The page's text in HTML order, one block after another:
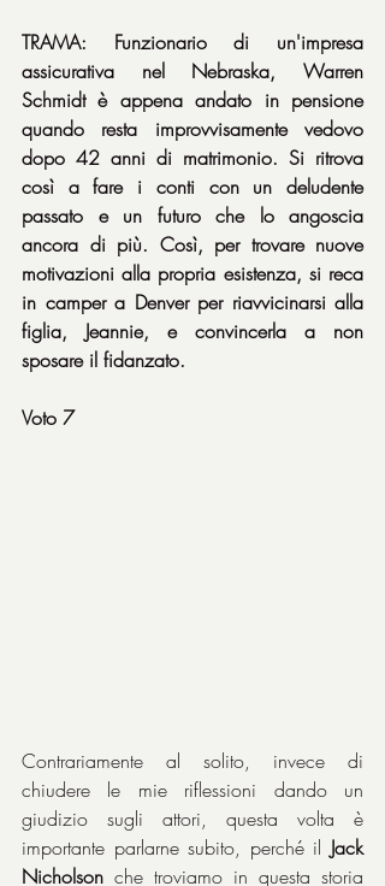
TRAMA: Funzionario di un'impresa
assicurativa nel Nebraska, Warren
Schmidt è appena andato in pensione
quando resta improvvisamente vedovo
dopo 42 anni di matrimonio. Si ritrova
così a fare i conti con un deludente
passato e un futuro che lo angoscia
ancora di più. Così, per trovare nuove
motivazioni alla propria esistenza, si reca
in camper a Denver per riavvicinarsi alla
figlia, Jeannie, e convincerla a non
sposare il fidanzato.
Voto 7
Contrariamente al solito, invece di
chiudere le mie riflessioni dando un
giudizio sugli attori, questa volta è
importante parlarne subito, perché il Jack
Nicholson che troviamo in questa storia